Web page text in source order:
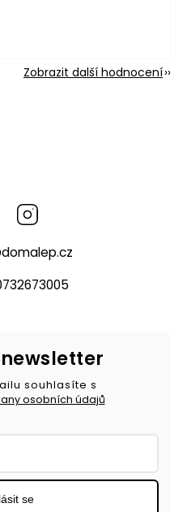
Zobrazit další hodnocení
Facebook
domalep.cz
souhlasíte s
osobních údajů
se